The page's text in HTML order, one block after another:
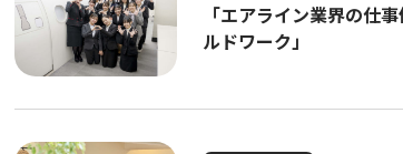
「エアライン業界の仕
ルドワーク」